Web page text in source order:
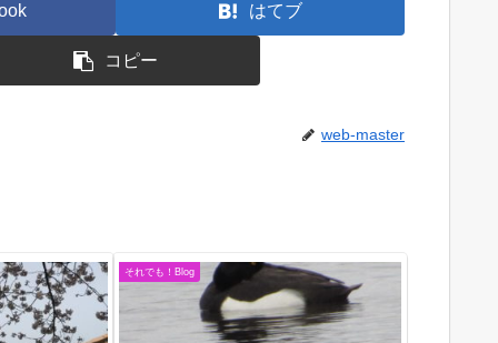
はてブ
コピー
web-master
それでも！Blog